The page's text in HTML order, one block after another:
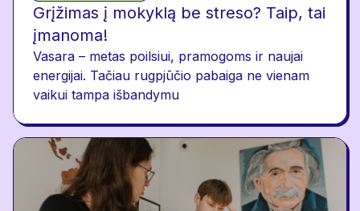
Grįžimas į mokyklą be streso? Taip, tai
įmanoma!
Vasara – metas poilsiui, pramogoms ir naujai
energijai. Tačiau rugpjūčio pabaiga ne vienam
vaikui tampa išbandymu